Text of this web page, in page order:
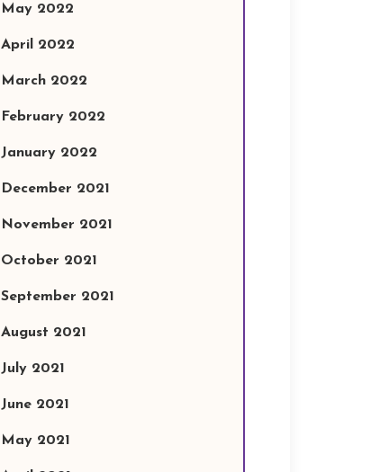
May 2022
April 2022
March 2022
February 2022
January 2022
December 2021
November 2021
October 2021
September 2021
August 2021
July 2021
June 2021
May 2021